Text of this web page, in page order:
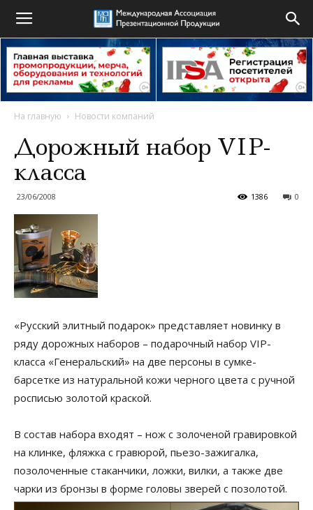
На главную Новости компаний
Дорожный набор VIP-
класса
23/06/2008 0
1386
«Русский элитный подарок» представляет новинку в
ряду дорожных наборов – подарочный набор VIP-
класса «Генеральский» на две персоны в сумке-
барсетке из натуральной кожи черного цвета с ручной
росписью золотой краской.
В состав набора входят – нож с золоченой гравировкой
на клинке, фляжка с гравюрой, пьезо-зажигалка,
позолоченные стаканчики, ложки, вилки, а также две
чарки из бронзы в форме головы зверей с позолотой.